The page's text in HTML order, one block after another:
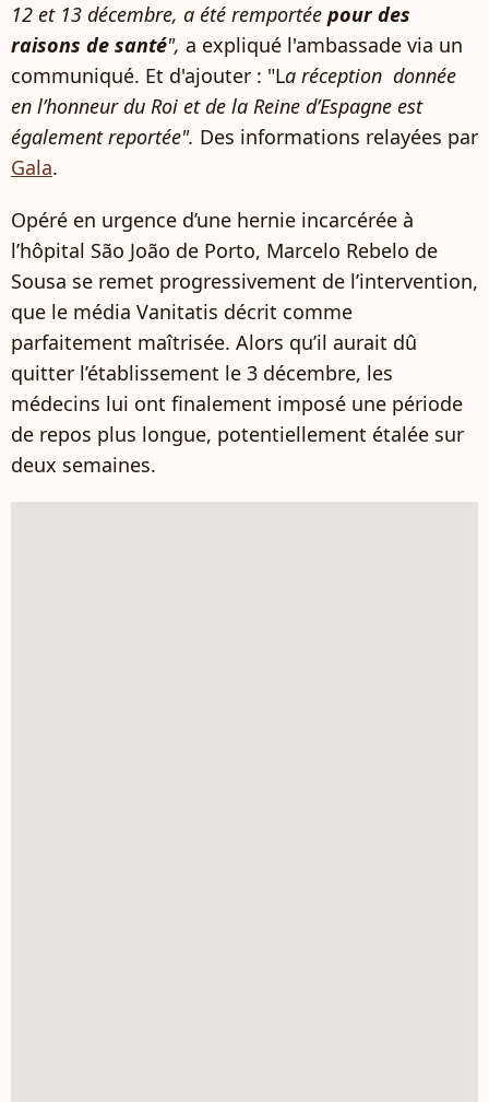
12 et 13 décembre, a été remportée pour des
raisons de santé", a expliqué l'ambassade via un
communiqué. Et d'ajouter : "La réception donnée
en l’honneur du Roi et de la Reine d’Espagne est
également reportée". Des informations relayées par
Gala.
Opéré en urgence d’une hernie incarcérée à
l’hôpital São João de Porto, Marcelo Rebelo de
Sousa se remet progressivement de l’intervention,
que le média Vanitatis décrit comme
parfaitement maîtrisée. Alors qu’il aurait dû
quitter l’établissement le 3 décembre, les
médecins lui ont finalement imposé une période
de repos plus longue, potentiellement étalée sur
deux semaines.